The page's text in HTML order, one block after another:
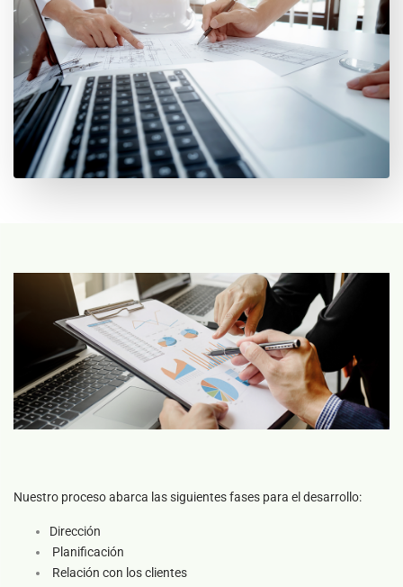
Nuestro proceso abarca las siguientes fases para el desarrollo:
Dirección
Planificación
Relación con los clientes